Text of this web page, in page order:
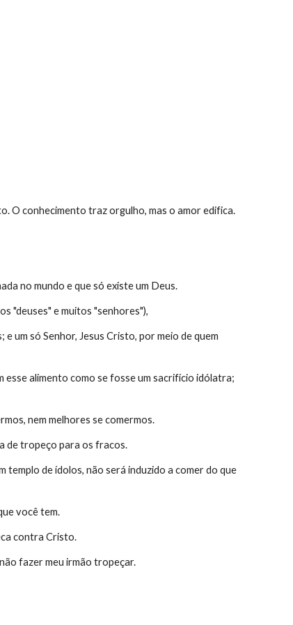
O conhecimento traz orgulho, mas o amor edifica.
no mundo e que só existe um Deus.
"deuses" e muitos "senhores"),
um só Senhor, Jesus Cristo, por meio de quem
esse alimento como se fosse um sacrifício idólatra;
nem melhores se comermos.
de tropeço para os fracos.
templo de ídolos, não será induzido a comer do que
você tem.
contra Cristo.
fazer meu irmão tropeçar.